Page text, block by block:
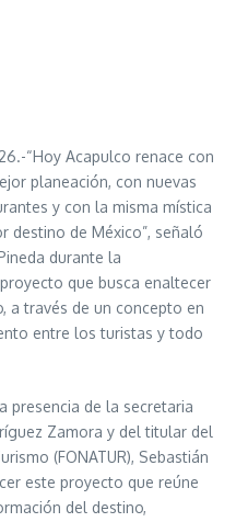
“Hoy Acapulco renace con
planeación, con nuevas
y con la misma mística
destino de México”, señaló
durante la
que busca enaltecer
a través de un concepto en
entre los turistas y todo
presencia de la secretaria
Zamora y del titular del
(FONATUR), Sebastián
este proyecto que reúne
del destino,